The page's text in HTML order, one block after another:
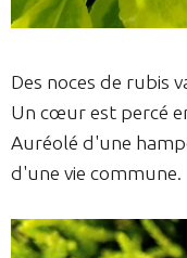
Des noces de rubis
Un cœur est percé
Auréolé d'une
d'une vie commune.